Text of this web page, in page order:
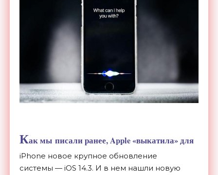
Как мы писали ранее, Apple«выкатила»для
iPhone новое крупное обновление
системы — iOS 14.3. И в нем нашли новую